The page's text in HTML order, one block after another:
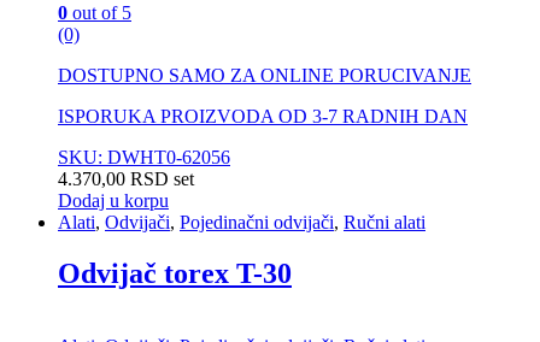
0 out of 5
(0)
DOSTUPNO SAMO ZA ONLINE PORUCIVANJE
ISPORUKA PROIZVODA OD 3-7 RADNIH DAN
SKU: DWHT0-62056
4.370,00 RSD set
Dodaj u korpu
Alati, Odvijači, Pojedinačni odvijači, Ručni alati
Odvijač torex T-30